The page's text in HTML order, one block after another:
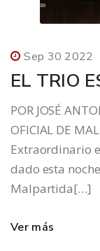
Sep 30 2022
EL TRIO
POR JOSÉ
OFICIAL DE
Extraordinario
dado esta
Malpartida[…]
Ver más